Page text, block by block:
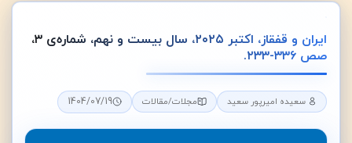
ایران و قفقاز، اکتبر ۲۰۲۵، سال بیست و نهم، شماره‌ی ۳،
صص ۳۳۶-۲۳۳.
سعیده امیرپور سعید مجلات/مقالات 1404/07/19